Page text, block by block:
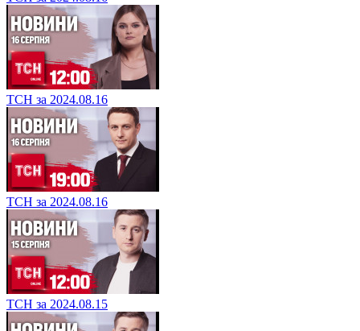
ТСН за 2024.08.16
ТСН за 2024.08.16
ТСН за 2024.08.15